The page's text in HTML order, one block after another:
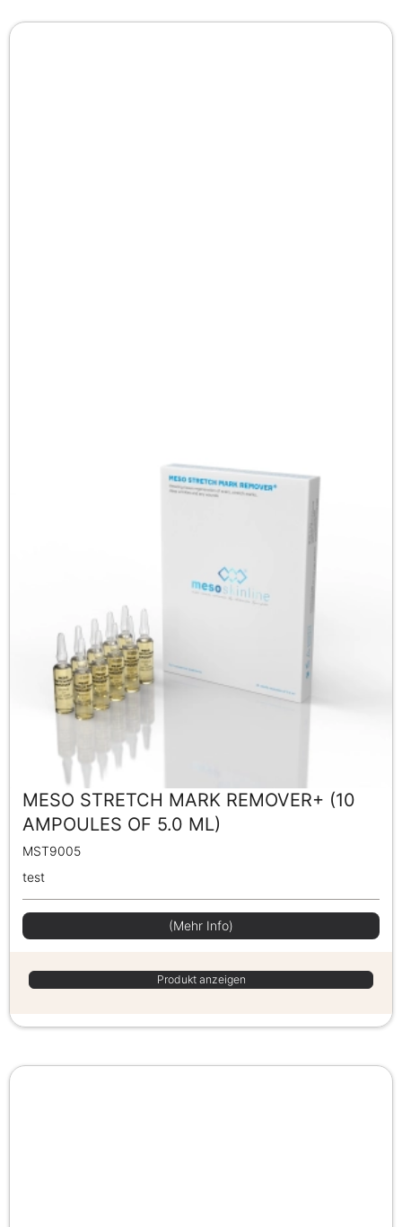
MESO STRETCH MARK REMOVER+ (10
AMPOULES OF 5.0 ML)
MST9005
test
(Mehr Info)
Produkt anzeigen